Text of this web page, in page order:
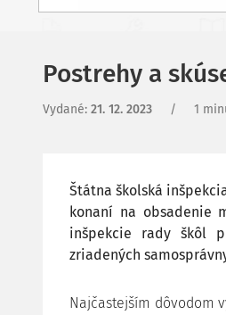
Postrehy a
Vydané: 21. 12. 2023 / 1
Štátna školská
konaní na obsadenie
inšpekcie rady škôl
zriadených
Najčastejším dôvodom